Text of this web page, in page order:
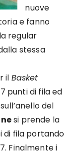
nuove
e fanno
regular
stessa
il Basket
punti di fila ed
del
si prende la
di fila portando
Finalmentei